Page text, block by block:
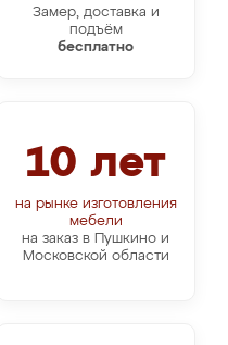
Замер, доставка и
подъём
бесплатно
10 лет
на рынке изготовления
мебели
на заказ в Пушкино и
Московской области